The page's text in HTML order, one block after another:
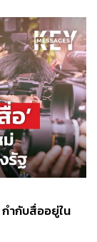
กำกับสื่ออยู่ใน